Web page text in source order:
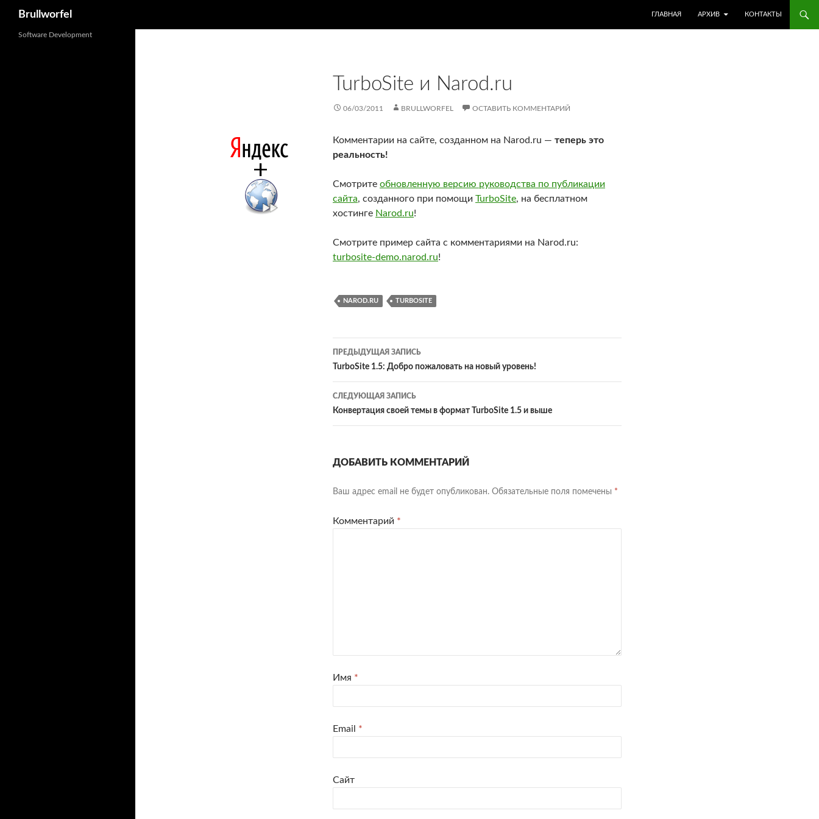
Перейти
Brullworfel ГЛАВНАЯ АРХИВ КОНТАКТЫ
TurboSite и Narod.ru
06/03/2011 BRULLWORFEL ОСТАВИТЬ КОММЕНТАРИЙ
Комментарии на сайте, созданном на Narod.ru — теперь это
реальность!
Смотрите обновленную версию руководства по публикации
сайта, созданного при помощи TurboSite, на бесплатном
хостинге Narod.ru!
Смотрите пример сайта с комментариями на Narod.ru:
turbosite-demo.narod.ru!
NAROD.RU TURBOSITE
Навигация
по
записям
ПРЕДЫДУЩАЯ ЗАПИСЬ
TurboSite 1.5: Добро пожаловать на новый уровень!
СЛЕДУЮЩАЯ ЗАПИСЬ
Конвертация своей темы в формат TurboSite 1.5 и выше
ДОБАВИТЬ КОММЕНТАРИЙ
Ваш адрес email не будет опубликован. Обязательные поля помечены *
Комментарий *
Имя *
Email *
Сайт
Software Development